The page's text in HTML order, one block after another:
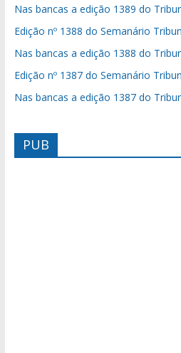
Nas bancas a edição 1389 do
Edição nº 1388 do Semanário
Nas bancas a edição 1388 do
Edição nº 1387 do Semanário
Nas bancas a edição 1387 do
PUB